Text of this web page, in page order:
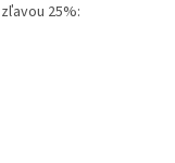
25%: